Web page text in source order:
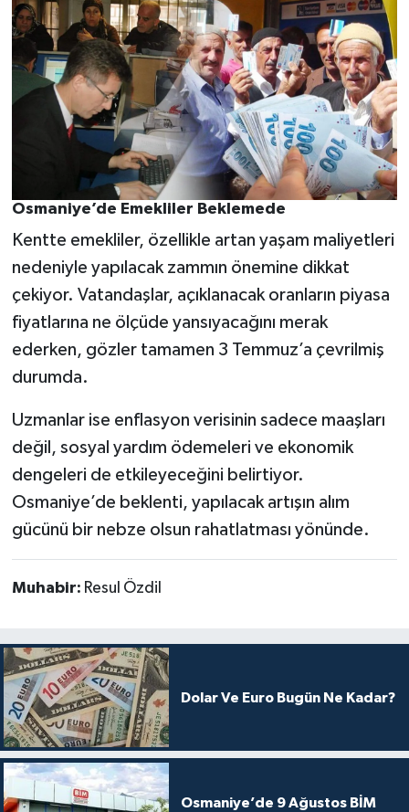
Osmaniye’de Emekliler Beklemede
Kentte emekliler, özellikle artan yaşam maliyetleri
nedeniyle yapılacak zammın önemine dikkat
çekiyor. Vatandaşlar, açıklanacak oranların piyasa
fiyatlarına ne ölçüde yansıyacağını merak
ederken, gözler tamamen 3 Temmuz’a çevrilmiş
durumda.
Uzmanlar ise enflasyon verisinin sadece maaşları
değil, sosyal yardım ödemeleri ve ekonomik
dengeleri de etkileyeceğini belirtiyor.
Osmaniye’de beklenti, yapılacak artışın alım
gücünü bir nebze olsun rahatlatması yönünde.
Muhabir: Resul Özdil
Dolar Ve Euro Bugün Ne Kadar?
Osmaniye’de 9 Ağustos BİM